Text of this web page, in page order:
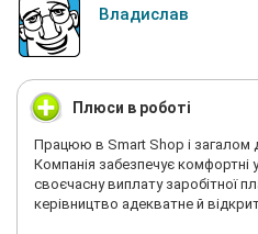
Владислав
Плюси в роботі
Працюю в Smart Shop і
Компанія забезпечує комфортні
своєчасну виплату заробітної
керівництво адекватне й